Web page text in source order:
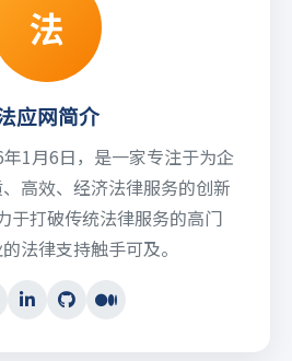
法
应网简介
1月6日，是一家专注于为企
高效、经济法律服务的创新
于打破传统法律服务的高门
法律支持触手可及。